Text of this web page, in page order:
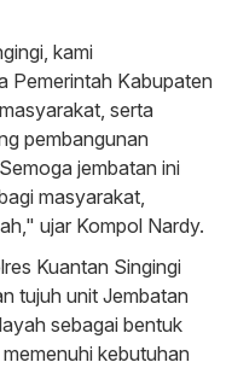
kami
Pemerintah Kabupaten
serta
pembangunan
jembatan ini
masyarakat,
ujar Kompol Nardy.
Kuantan Singingi
tujuh unit Jembatan
sebagai bentuk
kebutuhan